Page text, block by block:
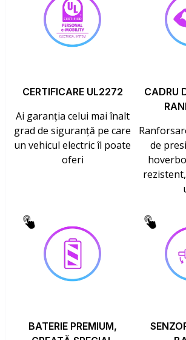
CERTIFICARE UL2272
Ai garanția celui mai înalt
grad de siguranță pe care
un vehicul electric îl poate
oferi
CADRU
de
BATERIE PREMIUM,